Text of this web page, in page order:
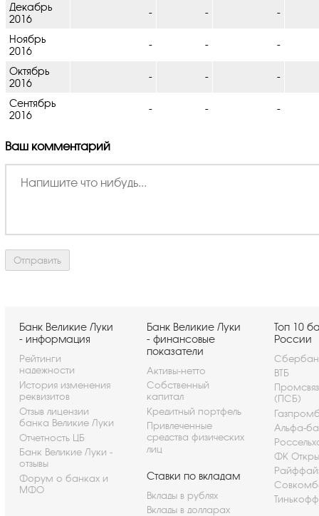
Декабрь
2016
- - -
Ноябрь
2016
- - -
Октябрь
2016
- - -
Сентябрь
2016
- - -
Ваш комментарий
Банк Великие Луки
- информация
Рейтинги
надежности
История изменения
реквизитов
Отзыв лицензии
банка Великие Луки
Отчетность ЦБ
Банк Великие Луки -
отзывы
Форум о банках и
МФО
Банк Великие Луки
- финансовые
показатели
Активы-нетто
Собственный
капитал
Кредитный портфель
Привлеченные
средства физических
лиц
Ставки по вкладам
Вклады в рублях
Вклады в долларах
Топ 10
России
ВТБ
(ПСБ)
Альфа-
ФК